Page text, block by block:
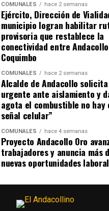
COMUNALES hace 2 semanas
Ejército, Dirección de
municipio logran habilitar
provisoria que restablece la
conectividad entre
Coquimbo
COMUNALES hace 2 semanas
Alcalde de Andacollo
urgente ante aislamiento y
agota el combustible no hay
señal celular”
COMUNALES hace 4 semanas
Proyecto Andacollo Oro
trabajadores y anuncia más
nuevas oportunidades